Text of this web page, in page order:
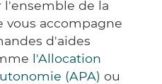
l'ensemble de la
vous accompagne
d'aides
l'Allocation
(APA) ou